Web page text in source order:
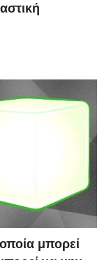
μπορεί